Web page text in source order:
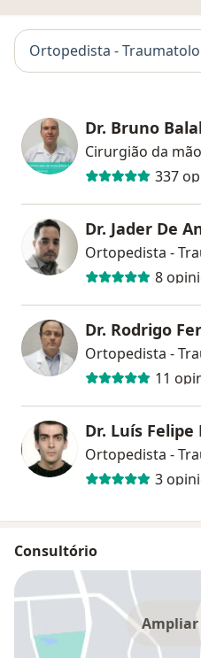
Ortopedista -
Dr. Bruno
337
Dr. Jader De
Ortopedista -
8
Dr. Rodrigo
Ortopedista -
11
Dr. Luís
Ortopedista -
3
Consultório
Ampliar